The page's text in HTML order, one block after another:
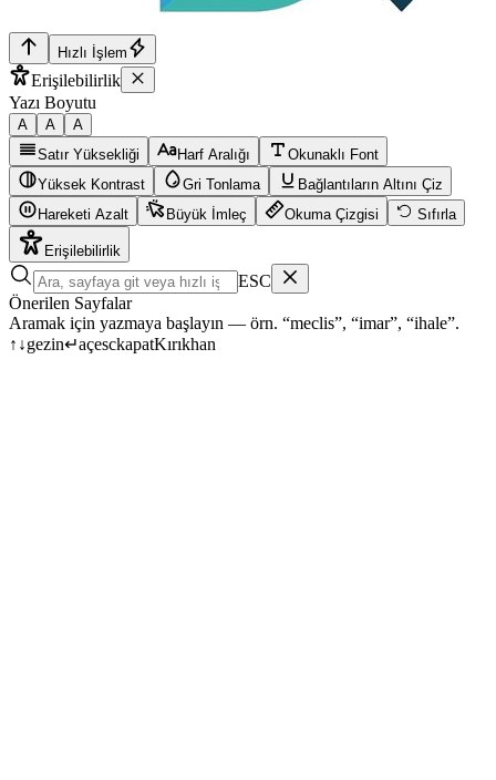
Hızlı İşlem
Erişilebilirlik
Yazı Boyutu
A A
A
Satır Yüksekliği
Harf Aralığı
Okunaklı Font
Yüksek Kontrast
Gri Tonlama
Bağlantıların Altını Çiz
Hareketi Azalt
Büyük İmleç Okuma Çizgisi Sıfırla
Erişilebilirlik
ESC
Önerilen Sayfalar
Aramak için yazmaya başlayın — örn. “meclis”, “imar”, “ihale”.
↑ ↓gezin↵açesckapatKırıkhan